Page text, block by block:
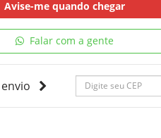
Avise-me quando chegar
Falar com a gente